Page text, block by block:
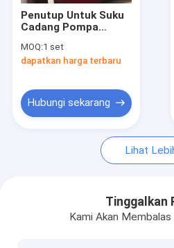
Tur Pabrik
Hubungi Kami
Berita
Liner Pompa Lumpur
Penutup Untuk Suku
Cadang Pompa
Pulsa
MOQ:1 set
dapatkan harga terbaru
Hubungi sekarang
Lihat
Tinggalkan
Kami Akan